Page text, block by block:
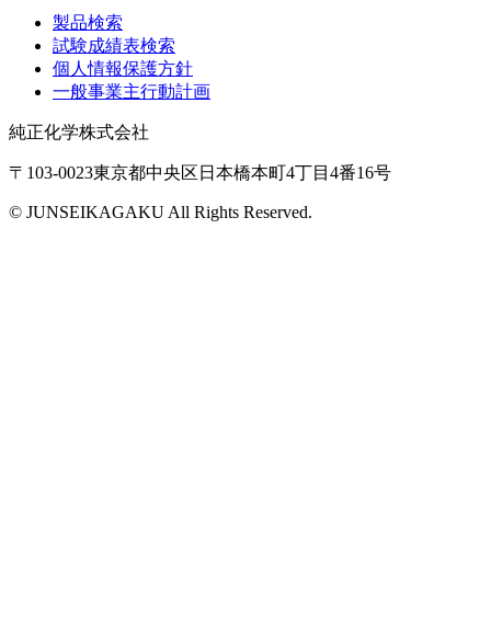
製品検索
試験成績表検索
個人情報保護方針
一般事業主行動計画
純正化学株式会社
〒103-0023東京都中央区日本橋本町4丁目4番16号
© JUNSEIKAGAKU All Rights Reserved.